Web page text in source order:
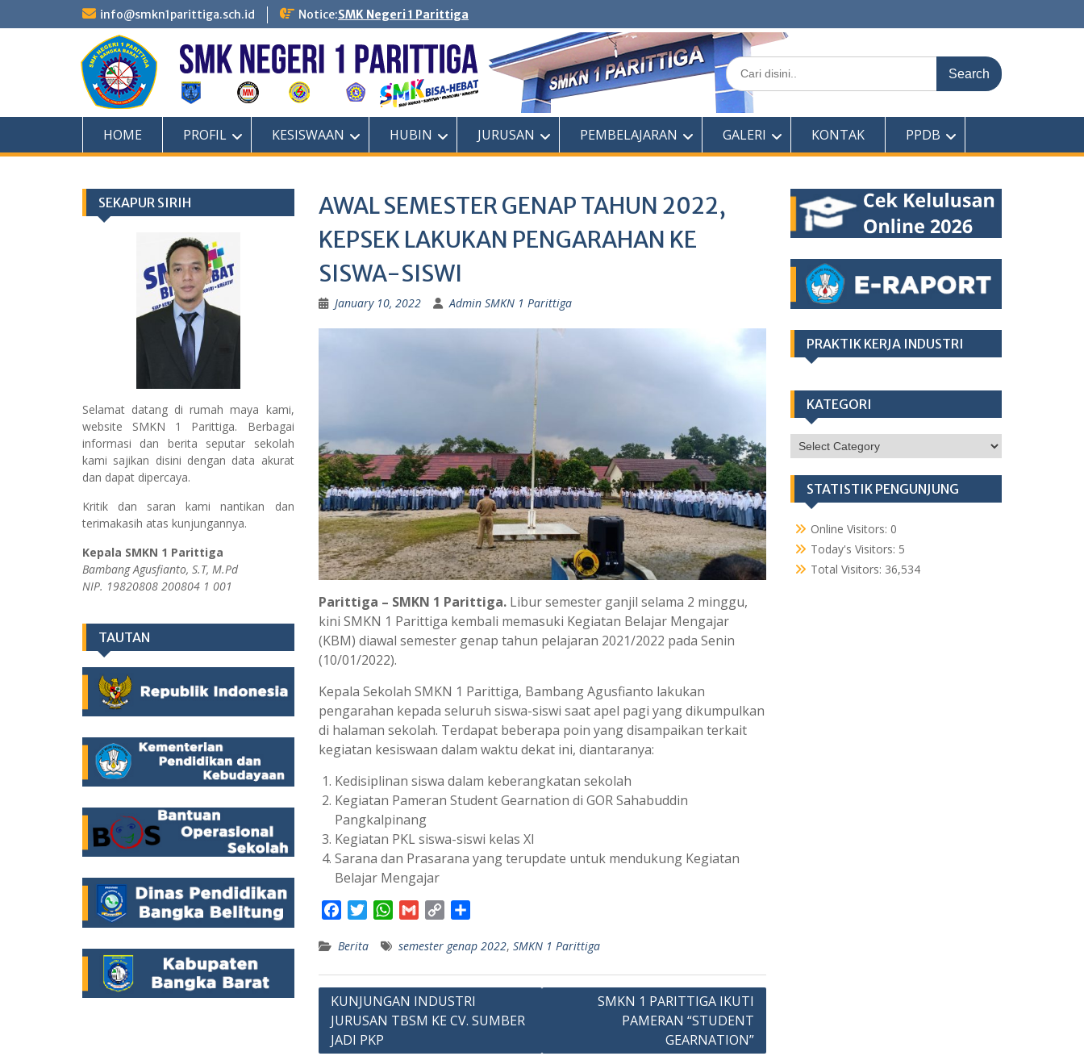
to
info@smkn1parittiga.sch.id Notice:SMK Negeri 1 Parittiga
Search
for:
HOME PROFIL KESISWAAN HUBIN JURUSAN PEMBELAJARAN GALERI KONTAK PPDB
AWAL SEMESTER GENAP TAHUN 2022,
KEPSEK LAKUKAN PENGARAHAN KE
SISWA-SISWI
January 10, 2022 Admin SMKN 1 Parittiga
Parittiga – SMKN 1 Parittiga.Libur semester ganjil selama 2 minggu,
kini SMKN 1 Parittiga kembali memasuki Kegiatan Belajar Mengajar
(KBM) diawal semester genap tahun pelajaran 2021/2022 pada Senin
(10/01/2022).
Kepala Sekolah SMKN 1 Parittiga, Bambang Agusfianto lakukan
pengarahan kepada seluruh siswa-siswi saat apel pagi yang dikumpulkan
di halaman sekolah. Terdapat beberapa poin yang disampaikan terkait
kegiatan kesiswaan dalam waktu dekat ini, diantaranya:
Kedisiplinan siswa dalam keberangkatan sekolah
Kegiatan Pameran Student Gearnation di GOR Sahabuddin
Pangkalpinang
Kegiatan PKL siswa-siswi kelas XI
Sarana dan Prasarana yang terupdate untuk mendukung Kegiatan
Belajar Mengajar
c
b
o
o
k
i
t
e
r
W
a
s
A
p
a
l
p
L
i
n
a
e
Berita semester genap 2022, SMKN 1 Parittiga
Post
navigation
KUNJUNGAN INDUSTRI
JURUSAN TBSM KE CV. SUMBER
JADI PKP
SMKN 1 PARITTIGA IKUTI
PAMERAN “STUDENT
GEARNATION”
PRAKTIK KERJA INDUSTRI
KATEGORI
KATEGORI
STATISTIK PENGUNJUNG
Online Visitors: 0
Today's Visitors: 5
Total Visitors: 36,534
SEKAPUR SIRIH
Selamat datang di rumah maya kami,
website SMKN 1 Parittiga. Berbagai
informasi dan berita seputar sekolah
kami sajikan disini dengan data akurat
dan dapat dipercaya.
Kritik dan saran kami nantikan dan
terimakasih atas kunjungannya.
Kepala SMKN 1 Parittiga
Bambang Agusfianto, S.T, M.Pd
NIP. 19820808 200804 1 001
TAUTAN